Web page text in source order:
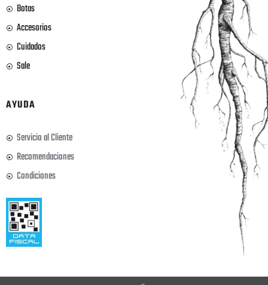
Botas
Accesorios
Cuidados
Sale
AYUDA
Servicio al Cliente
Recomendaciones
Condiciones